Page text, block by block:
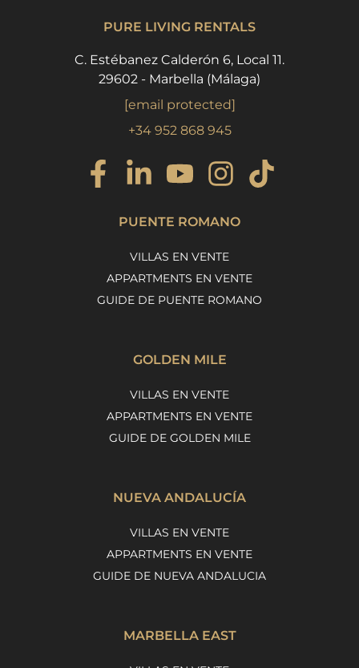
PURE LIVING RENTALS
C. Estébanez Calderón 6, Local 11.
29602 - Marbella (Málaga)
[email protected]
+34 952 868 945
PUENTE ROMANO
VILLAS EN VENTE
APPARTMENTS EN VENTE
GUIDE DE PUENTE ROMANO
GOLDEN MILE
VILLAS EN VENTE
APPARTMENTS EN VENTE
GUIDE DE GOLDEN MILE
NUEVA ANDALUCÍA
VILLAS EN VENTE
APPARTMENTS EN VENTE
GUIDE DE NUEVA ANDALUCIA
MARBELLA EAST